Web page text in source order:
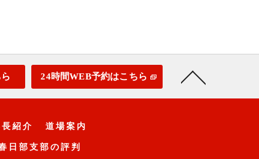
24時間WEB予約はこちら
紹介 道場案内
日部支部の評判